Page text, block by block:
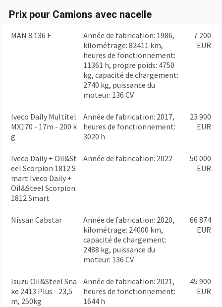
Prix pour Camions avec nacelle
MAN 8.136 F
année de fabrication: 1986,
kilométrage: 82411 km,
heures de fonctionnement:
11361 h, propre poids: 4750
kg, capacité de chargement:
2740 kg, puissance du
moteur: 136 CV
7 200
EUR
Iveco Daily Multitel
MX170 - 17m - 200 k
g
année de fabrication: 2017,
heures de fonctionnement:
3020 h
23 900
EUR
Iveco Daily + Oil&St
eel Scorpion 1812 S
mart Iveco Daily +
Oil&Steel Scorpion
1812 Smart
année de fabrication: 2022
50 000
EUR
Nissan Cabstar
année de fabrication: 2020,
kilométrage: 24000 km,
capacité de chargement:
2488 kg, puissance du
moteur: 136 CV
66 874
EUR
Isuzu Oil&Steel Sna
ke 2413 Plus - 23,5
m, 250kg
année de fabrication: 2021,
heures de fonctionnement:
1644 h
45 900
EUR